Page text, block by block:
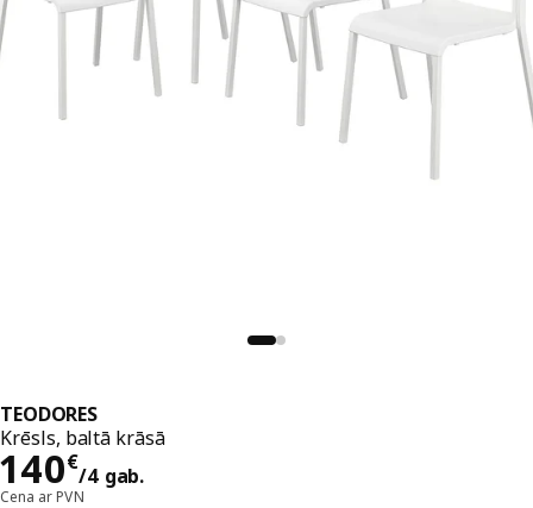
TEODORES
Krēsls, baltā krāsā
140€
/4 gab.
Cena 140€/4 gab.
Cena ar PVN